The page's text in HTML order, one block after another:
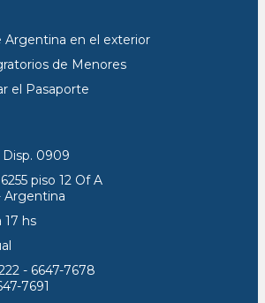
Argentina en el exterior
de Menores
el Pasaporte
0909
piso 12 Of A
Argentina
17 hs
- 6647-7678
7691